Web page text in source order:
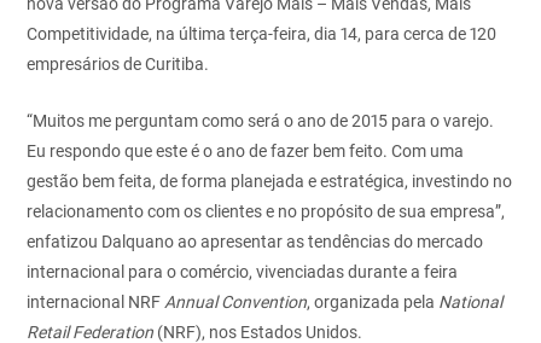
Competitividade, na última terça-feira, dia 14, para cerca de 120
empresários de Curitiba.
“Muitos me perguntam como será o ano de 2015 para o varejo.
Eu respondo que este é o ano de fazer bem feito. Com uma
gestão bem feita, de forma planejada e estratégica, investindo no
relacionamento com os clientes e no propósito de sua empresa”,
enfatizou Dalquano ao apresentar as tendências do mercado
internacional para o comércio, vivenciadas durante a feira
internacional NRF Annual Convention, organizada pela National
Retail Federation (NRF), nos Estados Unidos.